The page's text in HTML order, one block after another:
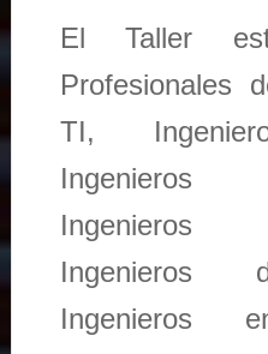
El Taller
Profesionales
TI,
Ingenieros
Ingenieros
Ingenieros
Ingenieros